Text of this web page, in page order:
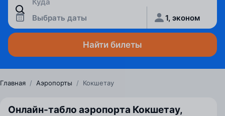
Выбрать даты 1, эконом
Найти билеты
Главная / Аэропорты / Кокшетау
Онлайн-табло аэропорта Кокшетау,